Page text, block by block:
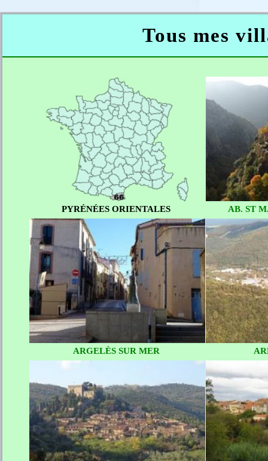
Tous mes
PYRÉNÉES ORIENTALES AB. ST
ARGELÈS SUR MER